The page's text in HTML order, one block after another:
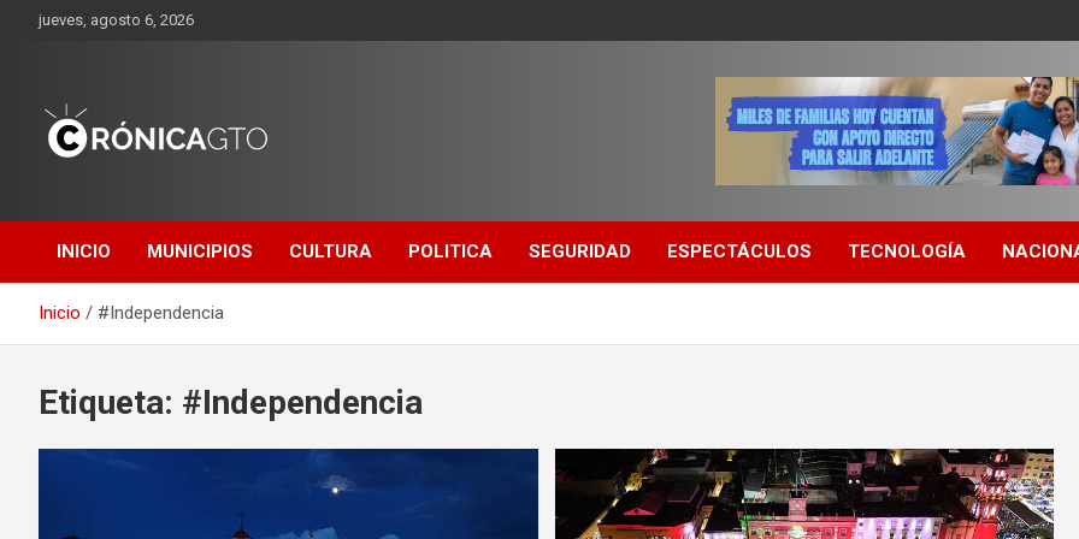
Saltarjueves, agosto 6, 2026
GUANAJUATO
INICIO MUNICIPIOS CULTURA POLITICA SEGURIDAD ESPECTÁCULOS TECNOLOGÍA
Inicio #Independencia
Etiqueta: #Independencia